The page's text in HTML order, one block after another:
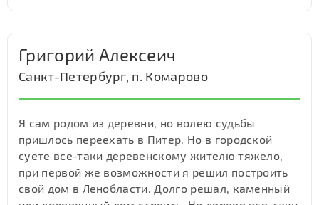
Григорий Алексеич
Санкт-Петербург, п. Комарово
Я сам родом из деревни, но волею судьбы
пришлось переехать в Питер. Но в городской
суете все-таки деревенскому жителю тяжело,
при первой же возможности я решил построить
свой дом в Ленобласти. Долго решал, каменный